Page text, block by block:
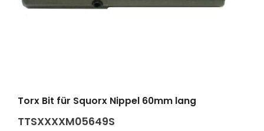
Torx Bit für Squorx Nippel 60mm lang
TTSXXXXM05649S